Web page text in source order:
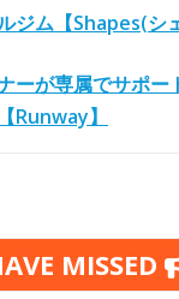
ジム【Shapes(シ
ーが専属でサポー
Runway】
MISSED